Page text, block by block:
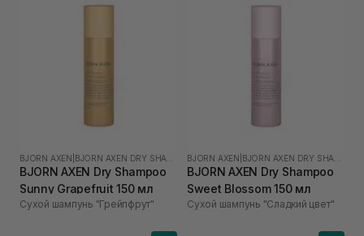
BJORN AXEN
BJORN AXEN Dry Shampoo
Sunny Grapefruit 150 мл
Сухой шампунь "Грейпфрут"
BJORN AXEN
BJORN AXEN Dry Shampoo
Sweet Blossom 150 мл
Сухой шампунь "Сладкий цвет"